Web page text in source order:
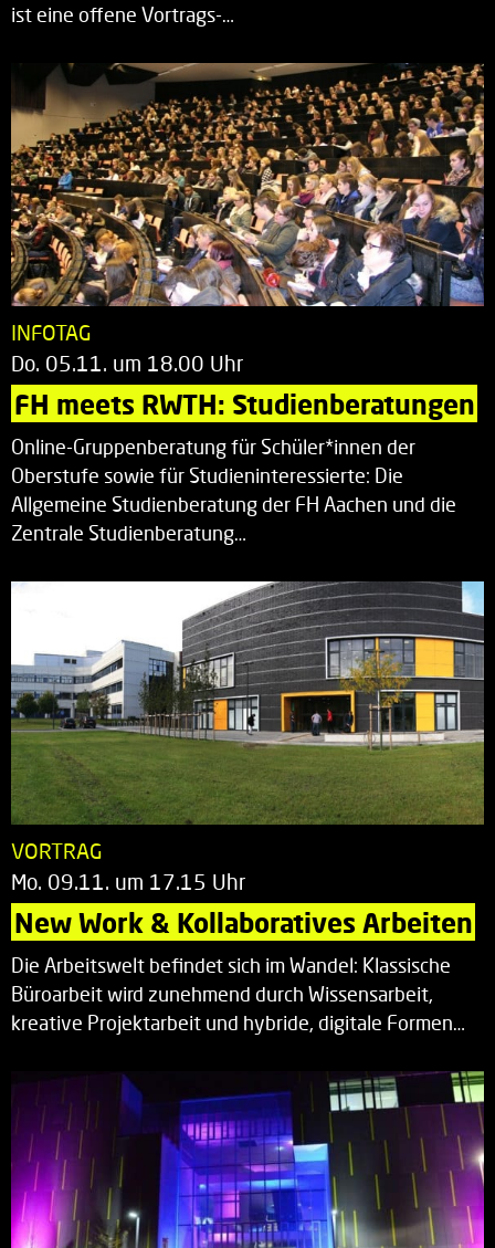
ist eine offene Vortrags-…
INFOTAG
Do. 05.11. um 18.00 Uhr
FH meets RWTH: Studienberatungen
Online-Gruppenberatung für Schüler*innen der
Oberstufe sowie für Studieninteressierte: Die
Allgemeine Studienberatung der FH Aachen und die
Zentrale Studienberatung…
VORTRAG
Mo. 09.11. um 17.15 Uhr
New Work & Kollaboratives Arbeiten
Die Arbeitswelt befindet sich im Wandel: Klassische
Büroarbeit wird zunehmend durch Wissensarbeit,
kreative Projektarbeit und hybride, digitale Formen…